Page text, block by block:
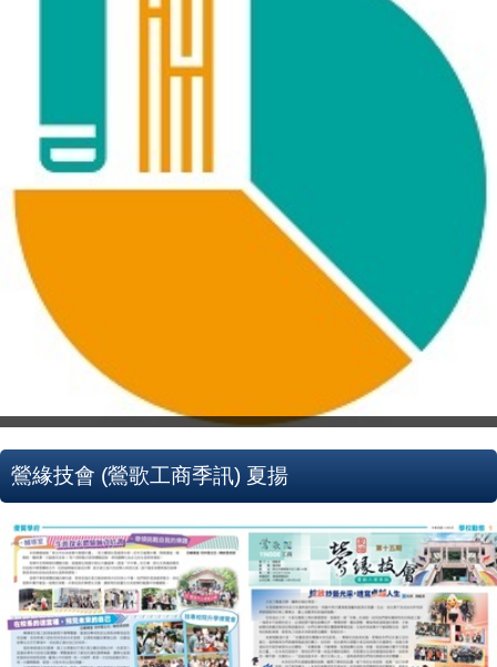
鶯緣技會 (鶯歌工商季訊) 夏揚